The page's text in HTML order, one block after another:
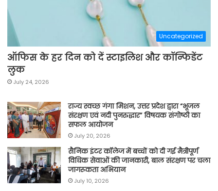
Uncategorized
ऑफिस के हर दिन को दें स्टाइलिश और कॉन्फिडेंट
लुक
July 24, 2026
राज्य स्वच्छ गंगा मिशन, उत्तर प्रदेश द्वारा “भूजल
संरक्षण एवं नदी पुनरुद्धार” विषयक संगोष्ठी का
सफल आयोजन
July 20, 2026
सैनिक इंटर कॉलेज में बच्चों को दी गई मैत्रीपूर्ण
विधिक सेवाओं की जानकारी, बाल संरक्षण पर चला
जागरूकता अभियान
July 10, 2026